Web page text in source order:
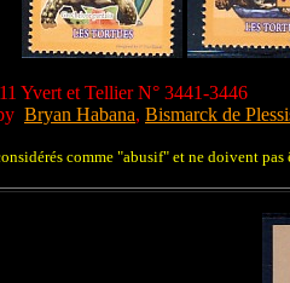
Yvert et Tellier N° 3441-3446
Bryan Habana, Bismarck de
comme "abusif" et ne doivent